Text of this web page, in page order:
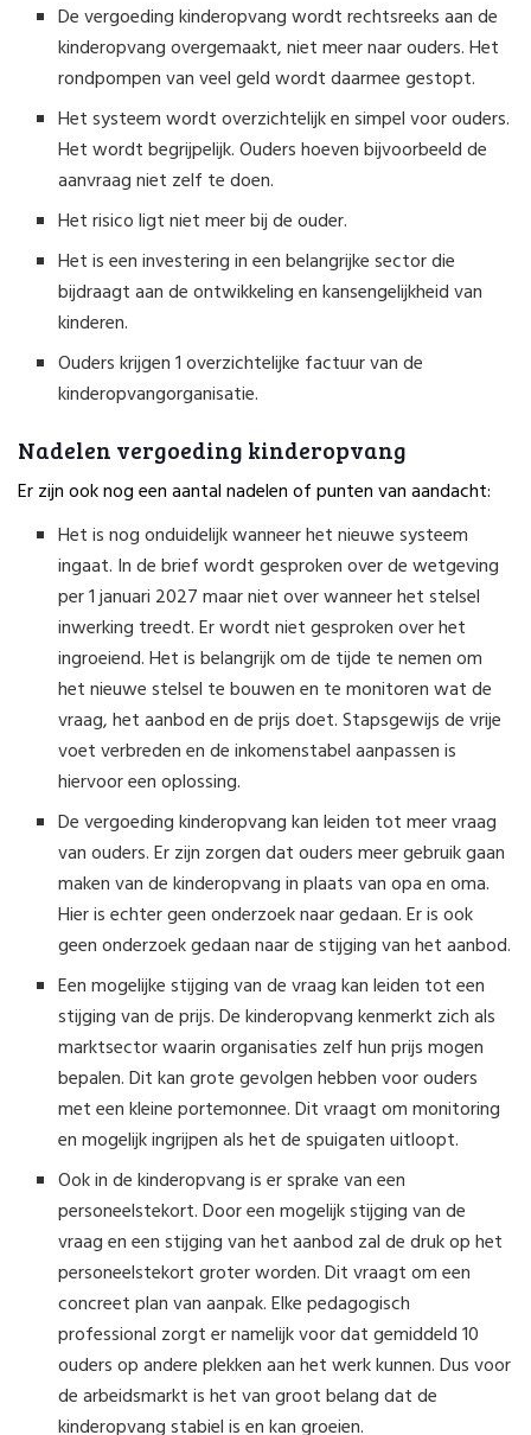
De vergoeding kinderopvang wordt rechtsreeks aan de
kinderopvang overgemaakt, niet meer naar ouders. Het
rondpompen van veel geld wordt daarmee gestopt.
Het systeem wordt overzichtelijk en simpel voor ouders.
Het wordt begrijpelijk. Ouders hoeven bijvoorbeeld de
aanvraag niet zelf te doen.
Het risico ligt niet meer bij de ouder.
Het is een investering in een belangrijke sector die
bijdraagt aan de ontwikkeling en kansengelijkheid van
kinderen.
Ouders krijgen 1 overzichtelijke factuur van de
kinderopvangorganisatie.
Nadelen vergoeding kinderopvang
Er zijn ook nog een aantal nadelen of punten van aandacht:
Het is nog onduidelijk wanneer het nieuwe systeem
ingaat. In de brief wordt gesproken over de wetgeving
per 1 januari 2027 maar niet over wanneer het stelsel
inwerking treedt. Er wordt niet gesproken over het
ingroeiend. Het is belangrijk om de tijde te nemen om
het nieuwe stelsel te bouwen en te monitoren wat de
vraag, het aanbod en de prijs doet. Stapsgewijs de vrije
voet verbreden en de inkomenstabel aanpassen is
hiervoor een oplossing.
De vergoeding kinderopvang kan leiden tot meer vraag
van ouders. Er zijn zorgen dat ouders meer gebruik gaan
maken van de kinderopvang in plaats van opa en oma.
Hier is echter geen onderzoek naar gedaan. Er is ook
geen onderzoek gedaan naar de stijging van het aanbod.
Een mogelijke stijging van de vraag kan leiden tot een
stijging van de prijs. De kinderopvang kenmerkt zich als
marktsector waarin organisaties zelf hun prijs mogen
bepalen. Dit kan grote gevolgen hebben voor ouders
met een kleine portemonnee. Dit vraagt om monitoring
en mogelijk ingrijpen als het de spuigaten uitloopt.
Ook in de kinderopvang is er sprake van een
personeelstekort. Door een mogelijk stijging van de
vraag en een stijging van het aanbod zal de druk op het
personeelstekort groter worden. Dit vraagt om een
concreet plan van aanpak. Elke pedagogisch
professional zorgt er namelijk voor dat gemiddeld 10
ouders op andere plekken aan het werk kunnen. Dus voor
de arbeidsmarkt is het van groot belang dat de
kinderopvang stabiel is en kan groeien.